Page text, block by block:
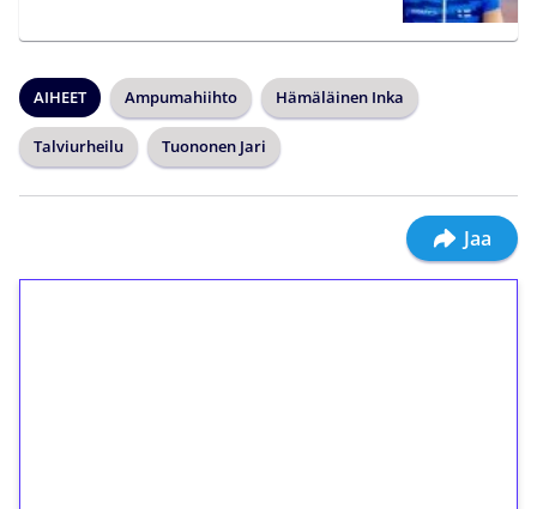
AIHEET Ampumahiihto Hämäläinen Inka
Talviurheilu Tuononen Jari
Jaa